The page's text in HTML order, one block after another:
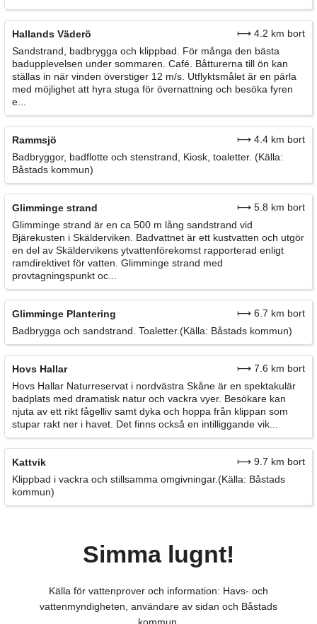
Hallands Väderö
⟼ 4.2 km bort
Sandstrand, badbrygga och klippbad. För många den bästa
badupplevelsen under sommaren. Café. Båtturerna till ön kan
ställas in när vinden överstiger 12 m/s. Utflyktsmålet är en pärla
med möjlighet att hyra stuga för övernattning och besöka fyren
e...
Rammsjö
⟼ 4.4 km bort
Badbryggor, badflotte och stenstrand, Kiosk, toaletter. (Källa:
Båstads kommun)
Glimminge strand
⟼ 5.8 km bort
Glimminge strand är en ca 500 m lång sandstrand vid
Bjärekusten i Skälderviken. Badvattnet är ett kustvatten och utgör
en del av Skäldervikens ytvattenförekomst rapporterad enligt
ramdirektivet för vatten. Glimminge strand med
provtagningspunkt oc...
Glimminge Plantering
⟼ 6.7 km bort
Badbrygga och sandstrand. Toaletter.(Källa: Båstads kommun)
Hovs Hallar
⟼ 7.6 km bort
Hovs Hallar Naturreservat i nordvästra Skåne är en spektakulär
badplats med dramatisk natur och vackra vyer. Besökare kan
njuta av ett rikt fågelliv samt dyka och hoppa från klippan som
stupar rakt ner i havet. Det finns också en intilliggande vik...
Kattvik
⟼ 9.7 km bort
Klippbad i vackra och stillsamma omgivningar.(Källa: Båstads
kommun)
Simma lugnt!
Källa för vattenprover och information: Havs- och
vattenmyndigheten, användare av sidan och Båstads